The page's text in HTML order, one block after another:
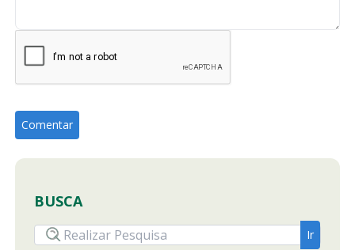
BUSCA